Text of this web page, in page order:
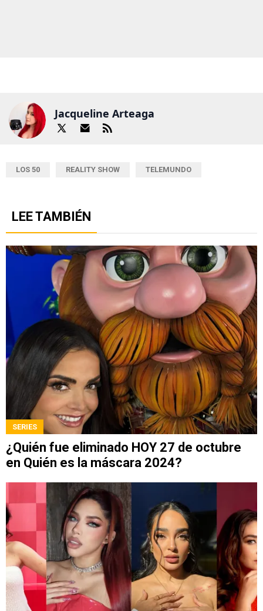
Jacqueline Arteaga
LOS 50 REALITY SHOW TELEMUNDO
LEE TAMBIÉN
SERIES
¿Quién fue eliminado HOY 27 de octubre
en Quién es la máscara 2024?